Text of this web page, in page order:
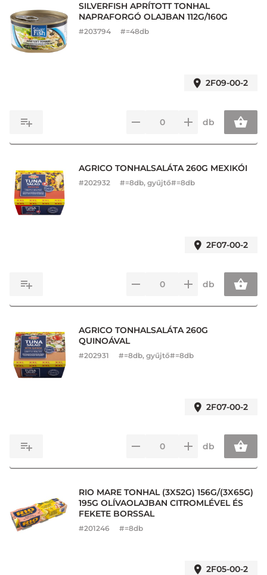
SILVERFISH APRÍTOTT TONHAL
NAPRAFORGÓ OLAJBAN 112G/160G
#203794 #=48db
2F09-00-2
db
AGRICO TONHALSALÁTA 260G MEXIKÓI
#202932 #=8db, gyűjtő#=8db
2F07-00-2
db
AGRICO TONHALSALÁTA 260G
QUINOÁVAL
#202931 #=8db, gyűjtő#=8db
2F07-00-2
db
RIO MARE TONHAL (3X52G) 156G/(3X65G)
195G OLÍVAOLAJBAN CITROMLÉVEL ÉS
FEKETE BORSSAL
#201246 #=8db
2F05-00-2